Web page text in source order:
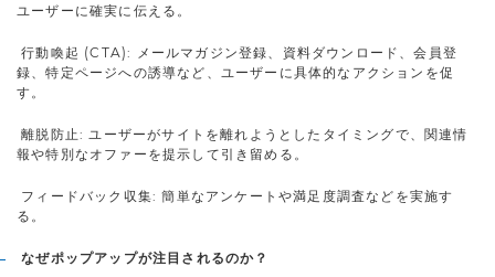
ユーザーに確実に伝える。
行動喚起 (CTA): メールマガジン登録、資料ダウンロード、会員登
録、特定ページへの誘導など、ユーザーに具体的なアクションを促
す。
離脱防止: ユーザーがサイトを離れようとしたタイミングで、関連情
報や特別なオファーを提示して引き留める。
フィードバック収集: 簡単なアンケートや満足度調査などを実施す
る。
なぜポップアップが注目されるのか？